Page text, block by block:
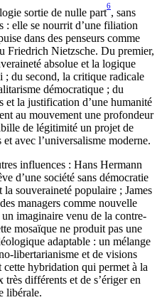
sortie de nulle part
6
, sans
: elle se nourrit d’une filiation
dans des penseurs comme
Friedrich Nietzsche. Du premier,
absolue et la logique
; du second, la critique radicale
démocratique ; du
et la justification d’une humanité
au mouvement une profondeur
de légitimité un projet de
avec l’universalisme moderne.
influences : Hans Hermann
d’une société sans démocratie
souveraineté populaire ; James
managers comme nouvelle
imaginaire venu de la contre-
mosaïque ne produit pas une
adaptable : un mélange
libertarianisme et de visions
cette hybridation qui permet à la
différents et de s’ériger en
libérale.